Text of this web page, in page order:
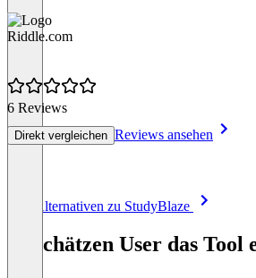
Riddle.com
6 Reviews
Direkt vergleichen Reviews ansehen
Alle Alternativen zu StudyBlaze
So schätzen User das Tool